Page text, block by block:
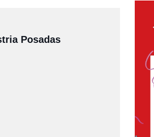
Posadas